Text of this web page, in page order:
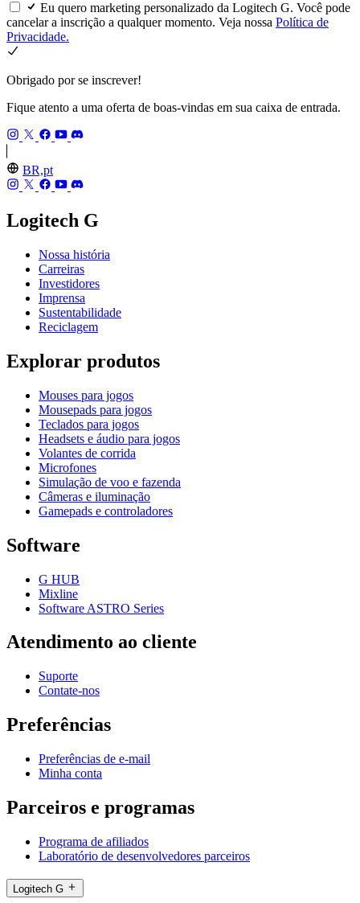
Eu quero marketing personalizado da Logitech G. Você pode
cancelar a inscrição a qualquer momento. Veja nossa Política de
Privacidade.
Obrigado por se inscrever!
Fique atento a uma oferta de boas-vindas em sua caixa de entrada.
BR,pt
Logitech G
Nossa história
Carreiras
Investidores
Imprensa
Sustentabilidade
Reciclagem
Explorar produtos
Mouses para jogos
Mousepads para jogos
Teclados para jogos
Headsets e áudio para jogos
Volantes de corrida
Microfones
Simulação de voo e fazenda
Câmeras e iluminação
Gamepads e controladores
Software
G HUB
Mixline
Software ASTRO Series
Atendimento ao cliente
Suporte
Contate-nos
Preferências
Preferências de e-mail
Minha conta
Parceiros e programas
Programa de afiliados
Laboratório de desenvolvedores parceiros
Logitech G